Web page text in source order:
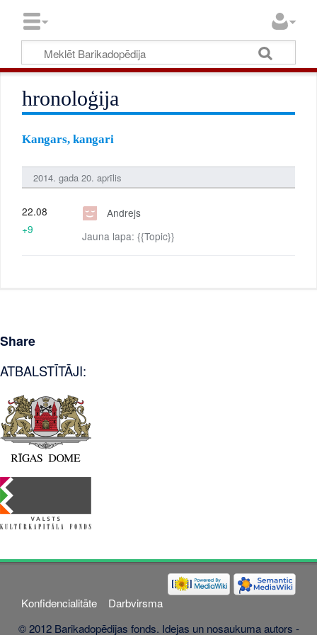
hronoloģija
Kangars, kangari
2014. gada 20. aprīlis
Andrejs
Jauna lapa: {{Topic}}
22.08
+9
Share
ATBALSTĪTĀJI:
Konfidencialitāte
Darbvirsma
© 2012 Barikadopēdijas fonds. Idejas un nosaukuma autors -